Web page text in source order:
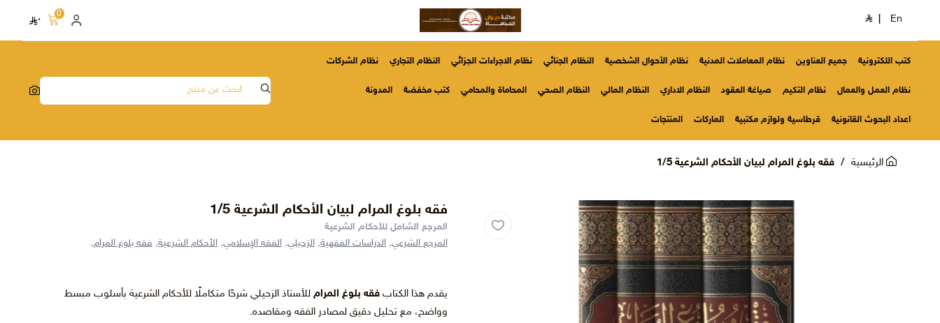
En
0 ٠
كتب اللكترونية جميع العناوين نظام المعاملات المدنية نظام الأحوال الشخصية النظام الجنائي نظام الاجراءات الجزائي النظام التجاري نظام الشركات
نظام العمل والعمال نظام التكيم صياغة العقود النظام الاداري النظام المالي النظام الصحي المحاماة والمحامي كتب مخفضة المدونة
اعداد البحوث القانونية قرطاسية ولوازم مكتبية الماركات المنتجات
الرئيسية فقه بلوغ المرام لبيان الأحكام الشرعية 1/5
فقه بلوغ المرام لبيان الأحكام الشرعية 1/5
المرجع الشامل للأحكام الشرعية
المرجع الشرعي, الدراسات الفقهية, الزحيلي, الفقه الإسلامي, الأحكام الشرعية, فقه بلوغ المرام,
يقدم هذا الكتاب فقه بلوغ المرام للأستاذ الزحيلي شرحًا متكاملًا للأحكام الشرعية بأسلوب مبسط
وواضح، مع تحليل دقيق لمصادر الفقه ومقاصده.